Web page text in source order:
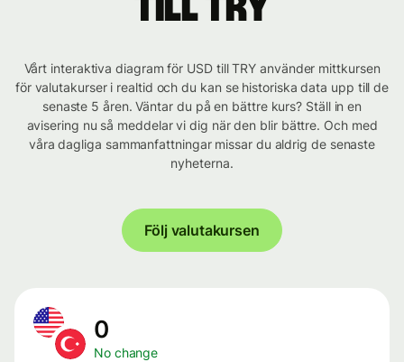
Vårt interaktiva diagram för USD till TRY använder mittkursen
för valutakurser i realtid och du kan se historiska data upp till de
senaste 5 åren. Väntar du på en bättre kurs? Ställ in en
avisering nu så meddelar vi dig när den blir bättre. Och med
våra dagliga sammanfattningar missar du aldrig de senaste
nyheterna.
Följ valutakursen
0
No change